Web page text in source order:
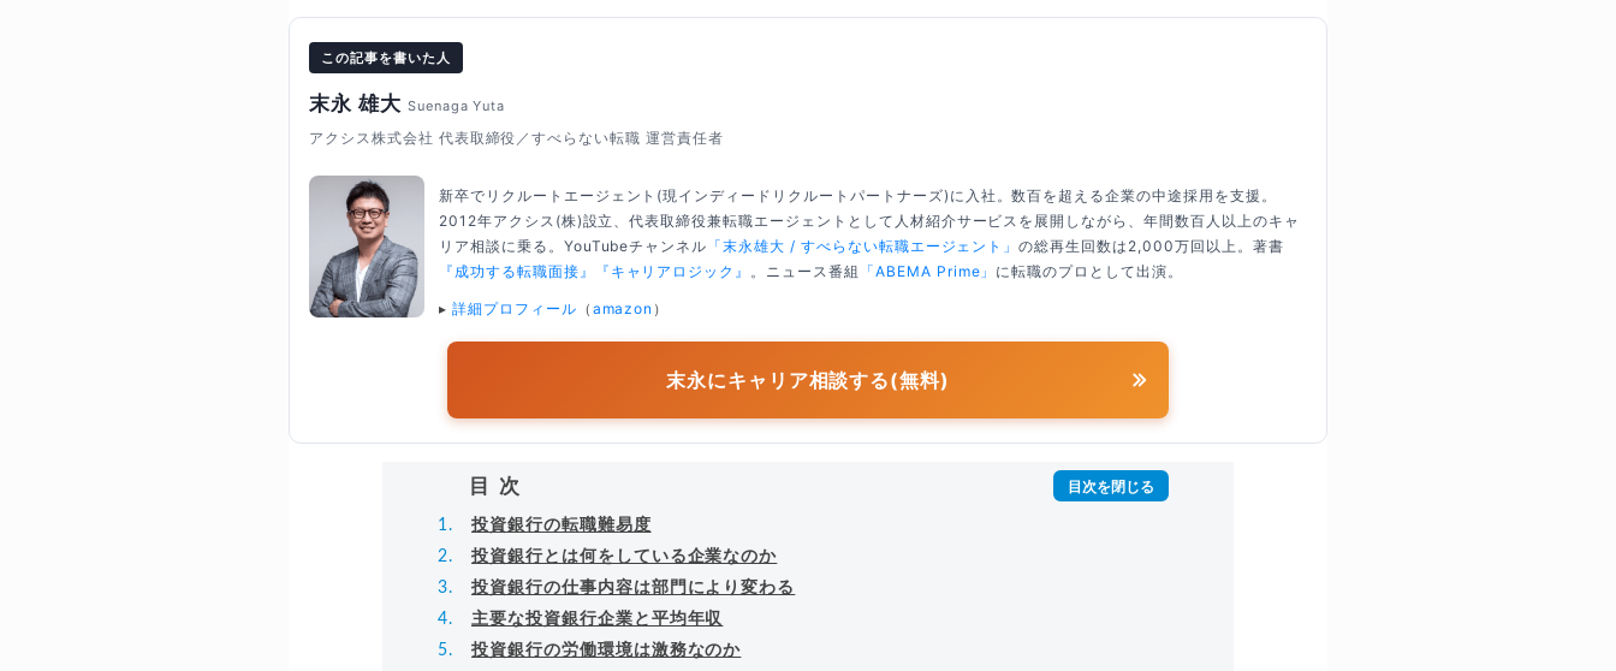
この記事を書いた人
末永 雄大 Suenaga Yuta
アクシス株式会社 代表取締役／すべらない転職 運営責任者
新卒でリクルートエージェント(現インディードリクルートパートナーズ)に入社。数百を超える企業の中途採用を支援。
2012年アクシス(株)設立、代表取締役兼転職エージェントとして人材紹介サービスを展開しながら、年間数百人以上のキャ
リア相談に乗る。YouTubeチャンネル 「末永雄大 / すべらない転職エージェント」の総再生回数は2,000万回以上。著書
『成功する転職面接』
『キャリアロジック』 。ニュース番組 「ABEMA Prime」 に転職のプロとして出演。
▸ 詳細プロフィール （ amazon ）
末永にキャリア相談する(無料)
目次
投資銀行の転職難易度
投資銀行とは何をしている企業なのか
投資銀行の仕事内容は部門により変わる
主要な投資銀行企業と平均年収
投資銀行の労働環境は激務なのか